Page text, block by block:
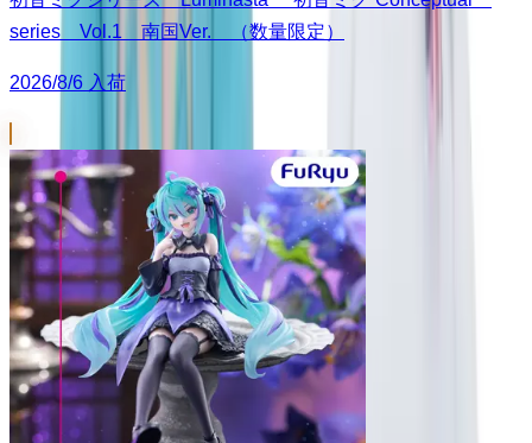
series Vol.1 南国Ver. （数量限定）
2026/8/6 入荷